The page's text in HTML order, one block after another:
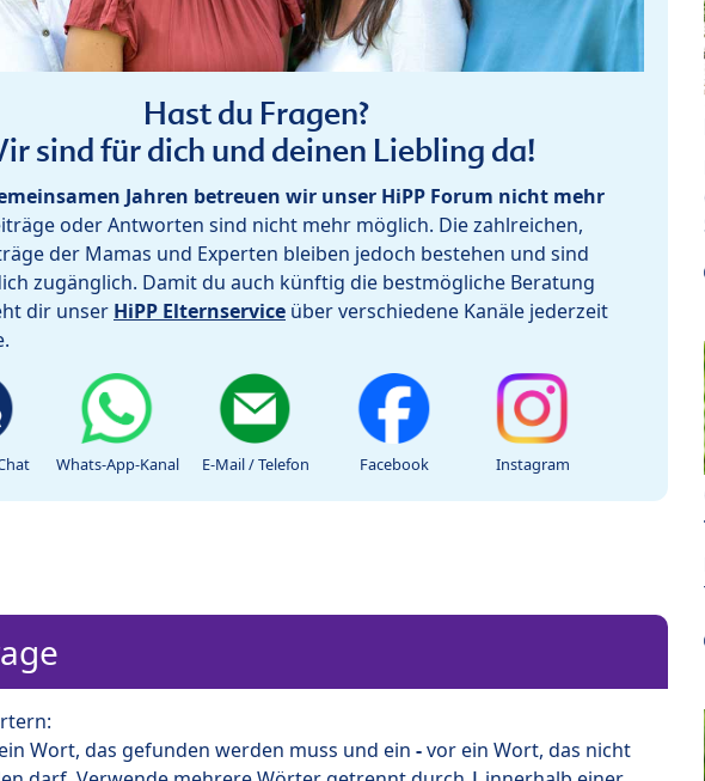
Hast du Fragen?
sind für dich und deinen Liebling da!
Jahren betreuen wir unser HiPP Forum nicht mehr
oder Antworten sind nicht mehr möglich. Die zahlreichen,
der Mamas und Experten bleiben jedoch bestehen und sind
zugänglich. Damit du auch künftig die bestmögliche Beratung
dir unser HiPP Elternservice über verschiedene Kanäle jederzeit
Whats-App-Kanal E-Mail / Telefon Facebook Instagram
Wort, das gefunden werden muss und ein -vor ein Wort, das nicht